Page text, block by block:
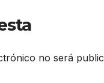
no será